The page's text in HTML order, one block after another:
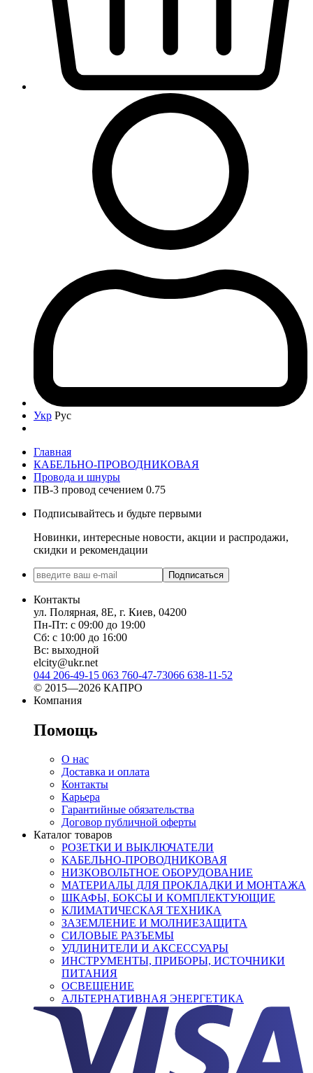
Укр Рус
Главная
КАБЕЛЬНО-ПРОВОДНИКОВАЯ
Провода и шнуры
ПВ-3 провод сечением 0.75
Подписывайтесь и будьте первыми
Новинки, интересные новости, акции и распродажи,
скидки и рекомендации
Подписаться
Контакты
ул. Полярная, 8Е, г. Киев, 04200
Пн-Пт: с 09:00 до 19:00
Сб: с 10:00 до 16:00
Вс: выходной
elcity@ukr.net
044 206-49-15 063 760-47-73066 638-11-52
© 2015—2026 КАПРО
Компания
Помощь
О нас
Доставка и оплата
Контакты
Карьера
Гарантийные обязательства
Договор публичной оферты
Каталог товаров
РОЗЕТКИ И ВЫКЛЮЧАТЕЛИ
КАБЕЛЬНО-ПРОВОДНИКОВАЯ
НИЗКОВОЛЬТНОЕ ОБОРУДОВАНИЕ
МАТЕРИАЛЫ ДЛЯ ПРОКЛАДКИ И МОНТАЖА
ШКАФЫ, БОКСЫ И КОМПЛЕКТУЮЩИЕ
КЛИМАТИЧЕСКАЯ ТЕХНИКА
ЗАЗЕМЛЕНИЕ И МОЛНИЕЗАЩИТА
СИЛОВЫЕ РАЗЪЕМЫ
УДЛИНИТЕЛИ И АКСЕССУАРЫ
ИНСТРУМЕНТЫ, ПРИБОРЫ, ИСТОЧНИКИ
ПИТАНИЯ
ОСВЕЩЕНИЕ
АЛЬТЕРНАТИВНАЯ ЭНЕРГЕТИКА